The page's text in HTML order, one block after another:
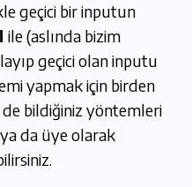
geçici bir inputun
ile (aslında bizim
geçici olan inputu
yapmak için birden
bildiğiniz yöntemleri
da üye olarak